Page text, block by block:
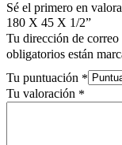
Sé el primero en
180 X 45 X 1/2”
Tu dirección de
obligatorios están
Tu puntuación *
Tu valoración *